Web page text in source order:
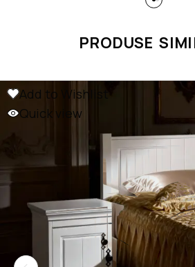
PRODUSE
Add to Wishlist
Quick view